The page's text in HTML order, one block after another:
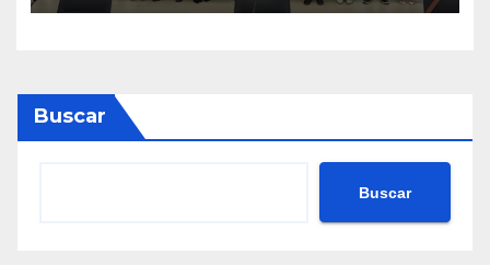
Buscar
Buscar